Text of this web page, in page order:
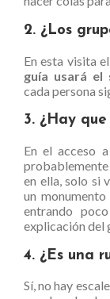
2. ¿Los
En esta visita
guía usará el
cada persona
3. ¿Hay
En el acceso
en ella, solo si
un
entrando
explicación del
4. ¿Es una
Sí, no hay